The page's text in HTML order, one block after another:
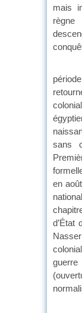
mais
Le
sans
en
d’État
Le